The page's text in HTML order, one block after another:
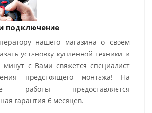
подключение
нашего магазина о своем
установку купленной техники и
с Вами свяжется специалист
предстоящего монтажа! На
работы предоставляется
гарантия 6 месяцев.